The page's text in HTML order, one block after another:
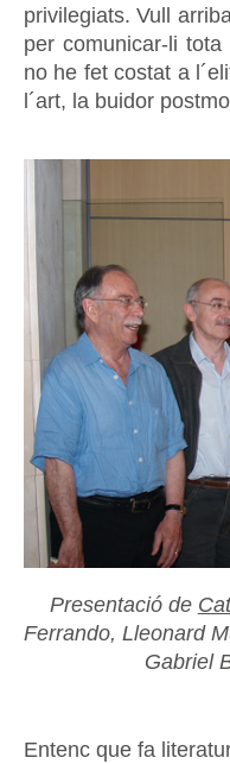
privilegiats. Vull
per comunicar-li
no he fet costat a
l´art, la buidor
Presentació de
Ferrando, Lleonard
Gabriel
Entenc que fa